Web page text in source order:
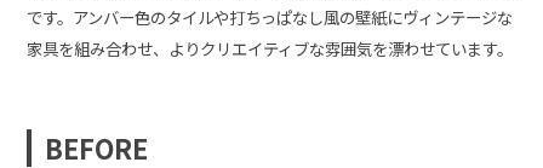
です。アンバー色のタイルや打ちっぱなし風の壁紙にヴィンテージな
家具を組み合わせ、よりクリエイティブな雰囲気を漂わせています。
BEFORE